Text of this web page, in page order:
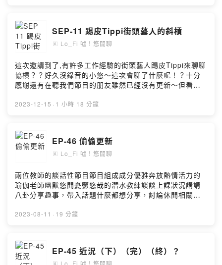
FBhttps://www.facebook.com/lo.fish.yotalkIGhttps://w
ww.instagram.com/lo_fish_yo_talk.cill/#lo_fish #悠閒
聊 #firstory_lab #podcast #firstory #kkbox #mb3
#yoga #舞蹈 #dance #旅遊 #travel #beer #酒精
#alcohol #潛水教練#潛水教練 #瑜伽老師 #恆春 #台中 #
墾丁 #街頭藝人小額贊助支持本節目：
0pi87留言告訴我你對這一集的想法：
SEP-11 踢皮Tippi街頭藝人的斜槓
🄴 Lo_Fi 噓！悠閒聊
這次邀請到了,有許多工作經驗的街頭藝人踢皮Tippi來聊聊
協槓？？好久沒錄音的小悠～這次會聊了什麼呢！？十分
感謝還有在聽我們節目的朋友雖然已經沒有更新～但看數
性節目節目組成成分優雅奔放熱情活力的瑜伽老師幽默悠
默閒聊，感性談話節目。目前每週一更新來聽我們悠閒
聊，一掃週一的布魯吧！咦？布魯是誰？
FBhttps://www.facebook.com/lo.fish.yotalkIGhttps://w
聊 #firstory_lab #podcast #firstory #kkbox #mb3
#apple #潛水 #自由潛水 #diveing #freediving #瑜珈
#yoga #舞蹈 #dance #旅遊 #travel #beer #酒精
墾丁小額贊助支持本節目：
https://open.firstory.me/user/ckvj17m3o0oq10986db9
0pi87/commentsFish/悠Powered by Firstory Hosting
2023-12-15 · 1 小時 18 分鐘
EP-46 偷偷更新
🄴 Lo_Fi 噓！悠閒聊
兩位教師的談話性節目節目組成成分優雅奔放熱情活力的
瑜伽老師幽默悠閒憂鬱悠哉的潛水教練談談上課狀況講講
八卦分享趣事，帶入話題什麼都想分享，討論休閒相關時
來聽我們悠閒聊，一掃週一的布魯吧！咦？布魯是誰？
聊 #firstory_lab #podcast #firstory #kkbox #mb3
#apple #潛水 #自由潛水 #diveing #freediving #瑜珈
2023-08-11 · 19 分鐘
EP-45 近況（下）（完）（終）？
🄴 Lo_Fi 噓！悠閒聊